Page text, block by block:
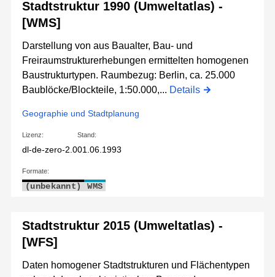
Stadtstruktur 1990 (Umweltatlas) -
[WMS]
Darstellung von aus Baualter, Bau- und
Freiraumstrukturerhebungen ermittelten homogenen
Baustrukturtypen. Raumbezug: Berlin, ca. 25.000
Baublöcke/Blockteile, 1:50.000,... Details
Geographie und Stadtplanung
Lizenz:
dl-de-zero-2.0
Stand:
01.06.1993
Formate:
(unbekannt) WMS
Stadtstruktur 2015 (Umweltatlas) -
[WFS]
Daten homogener Stadtstrukturen und Flächentypen